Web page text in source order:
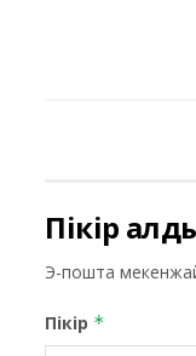
Пікір
Э-пошта
Пікір *